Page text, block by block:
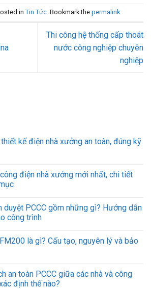
in Tin Tức. Bookmark the permalink.
Thi công hệ thống cấp thoát
nước công nghiệp chuyên
nghiệp
kế điện nhà xưởng an toàn, đúng kỹ
điện nhà xưởng mới nhất, chi tiết
duyệt PCCC gồm những gì? Hướng dẫn
công trình
là gì? Cấu tạo, nguyên lý và bảo
an toàn PCCC giữa các nhà và công
định thế nào?